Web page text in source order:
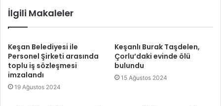
İlgili Makaleler
Keşan Belediyesi ile
Personel Şirketi arasında
toplu iş sözleşmesi
imzalandı
19 Ağustos 2024
Keşanlı Burak Taşdelen,
Çorlu’daki evinde ölü
bulundu
15 Ağustos 2024